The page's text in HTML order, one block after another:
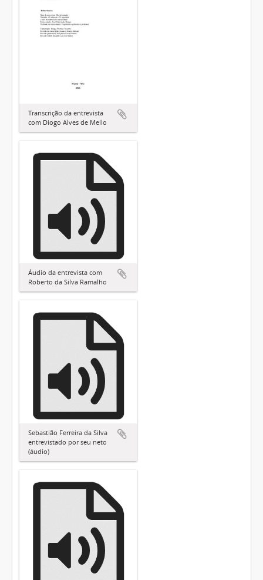
Transcrição da entrevista
com Diogo Alves de Mello
Áudio da entrevista com
Roberto da Silva Ramalho
Sebastião Ferreira da Silva
entrevistado por seu neto
(áudio)